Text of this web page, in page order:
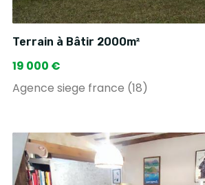
Terrain à Bâtir 2000m²
19 000 €
Agence siege france (18)